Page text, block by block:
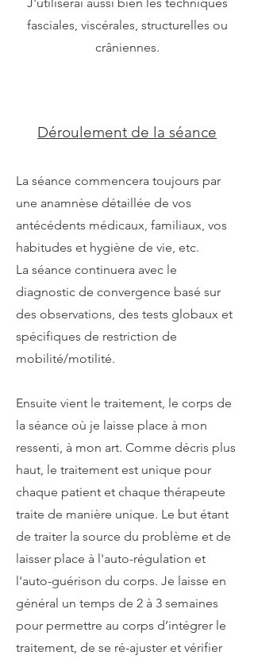
fasciales, viscérales, structurelles ou
crâniennes.
Déroulement de la séance
La séance commencera toujours par
une anamnèse détaillée de vos
antécédents médicaux, familiaux, vos
habitudes et hygiène de vie, etc.
La séance continuera avec le
diagnostic de convergence basé sur
des observations, des tests globaux et
spécifiques de restriction de
mobilité/motilité.
Ensuite vient le traitement, le corps de
la séance où je laisse place à mon
ressenti, à mon art. Comme décris plus
haut, le traitement est unique pour
chaque patient et chaque thérapeute
traite de manière unique. Le but étant
de traiter la source du problème et de
laisser place à l'auto-régulation et
l'auto-guérison du corps. Je laisse en
général un temps de 2 à 3 semaines
pour permettre au corps d’intégrer le
traitement, de se ré-ajuster et vérifier